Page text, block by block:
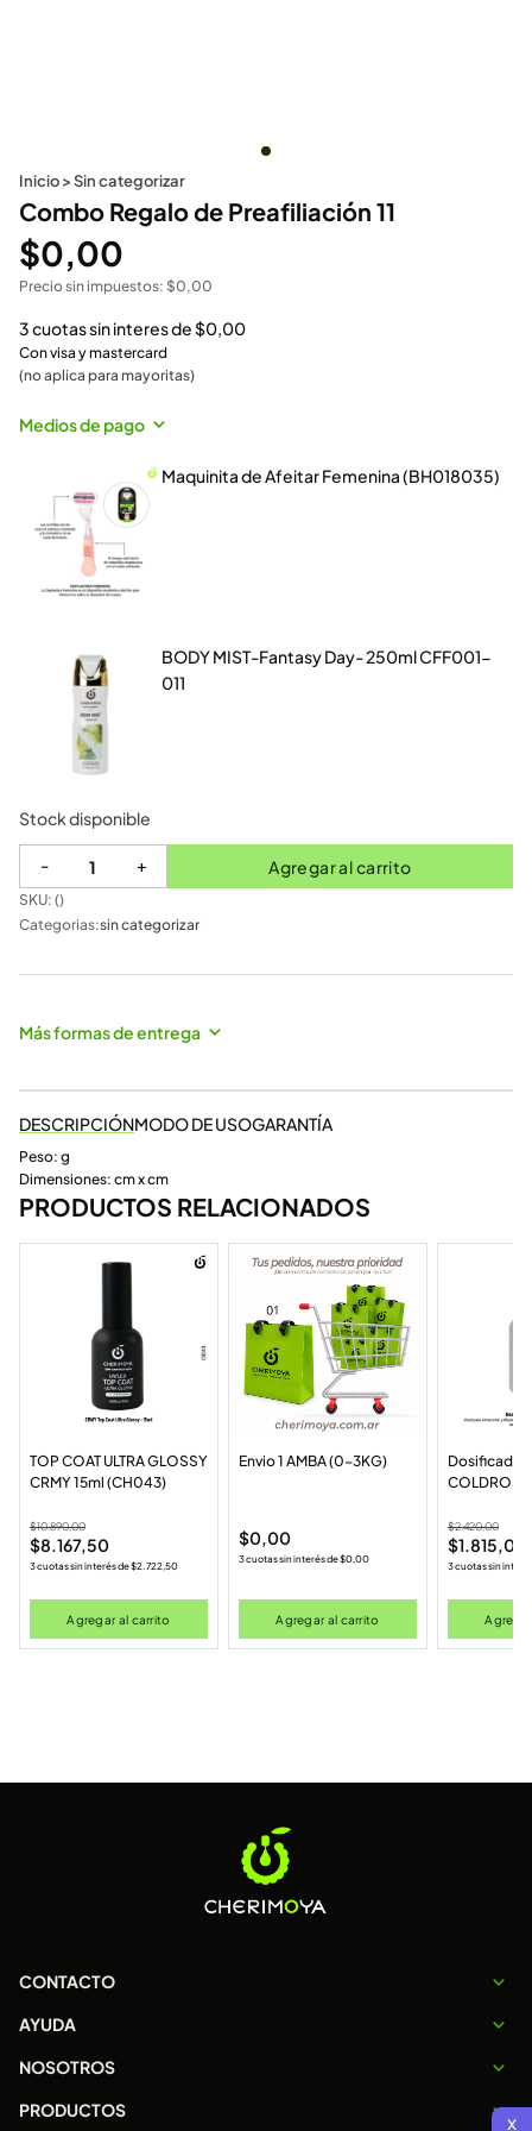
Inicio>Sin categorizar
Combo Regalo de Preafiliación 11
$0,00
Precio sin impuestos: $0,00
3 cuotas sin interes de$0,00
Con visa y mastercard
(no aplica para mayoritas)
Medios de pago
Maquinita de Afeitar Femenina (BH018035)
BODY MIST-Fantasy Day- 250ml CFF001-
011
Stock disponible
- + Agregar al carrito
SKU: ()
Categorias:sin categorizar
Más formas de entrega
DESCRIPCIÓNMODO DE USOGARANTÍA
Peso: g
Dimensiones: cm x cm
PRODUCTOS RELACIONADOS
TOP COAT ULTRA GLOSSY
CRMY 15ml (CH043)
$10.890,00
$8.167,50
3 cuotas sin interés de$2.722,50
Agregar al carrito
Envio 1 AMBA (0-3KG)
$0,00
3 cuotas sin interés de$0,00
Agregar al carrito
Dosificador
$2.420,00
$1.815,00
3 cuotas sin
CONTACTO
AYUDA
NOSOTROS
PRODUCTOS
x